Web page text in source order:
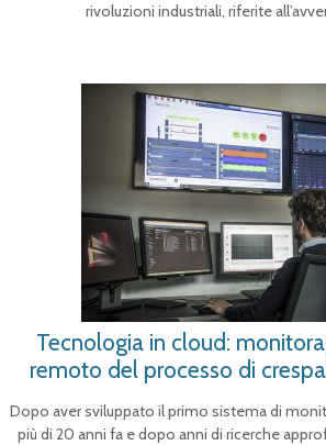
rivoluzioni industriali, riferite
Tecnologia in cloud:
remoto del processo di
Dopo aver sviluppato il primo sistema di
più di 20 anni fa e dopo anni di ricerche